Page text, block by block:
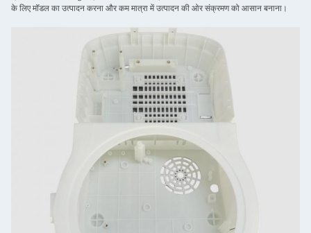
के लिए मॉडल का उत्पादन करना और कम मात्रा में उत्पादन की ओर संक्रमण को आसान बनाना।